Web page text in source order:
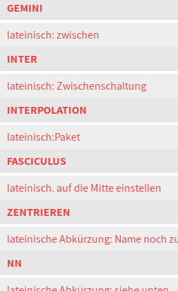
GEMINI
lateinisch: zwischen
INTER
lateinisch: Zwischenschaltung
INTERPOLATION
lateinisch:Paket
FASCICULUS
lateinisch. auf die Mitte einstellen
ZENTRIEREN
lateinische Abkürzung: Name noch
NN